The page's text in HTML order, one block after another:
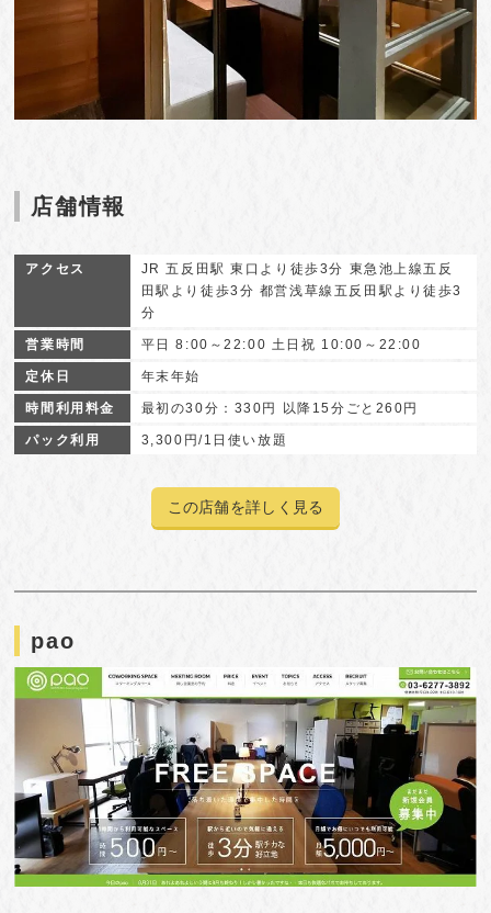
店舗情報
アクセス
JR 五反田駅 東口より徒歩3分 東急池上線五反
田駅より徒歩3分 都営浅草線五反田駅より徒歩3
分
営業時間 平日 8:00～22:00 土日祝 10:00～22:00
定休日 年末年始
時間利用料金 最初の30分：330円 以降15分ごと260円
パック利用 3,300円/1日使い放題
この店舗を詳しく見る
pao